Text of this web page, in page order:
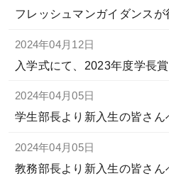
フレッシュマンガイダンスが
2024年04月12日
入学式にて、2023年度学長
2024年04月05日
学生部長より新入生の皆さん
2024年04月05日
教務部長より新入生の皆さん